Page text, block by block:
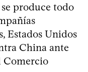
produce todo
Estados Unidos
China ante
Comercio